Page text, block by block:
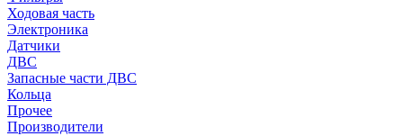
Ходовая часть
Электроника
Датчики
ДВС
Запасные части ДВС
Кольца
Прочее
Производители